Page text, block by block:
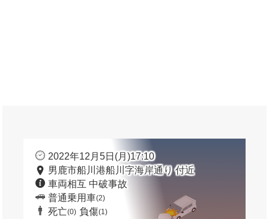
2022年12月5日(月)17:10
男鹿市船川港船川字海岸通り 付近
車両相互 中破事故
普通乗用車(2)
死亡(0) 負傷(1)